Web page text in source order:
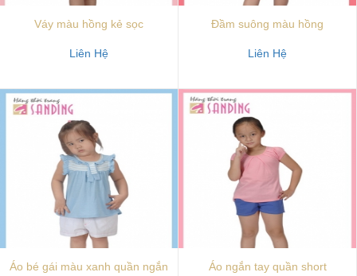
Váy màu hồng kẻ sọc
Liên Hệ
Đầm suông màu hồng
Liên Hệ
Áo bé gái màu xanh quần ngắn Áo ngắn tay quần short